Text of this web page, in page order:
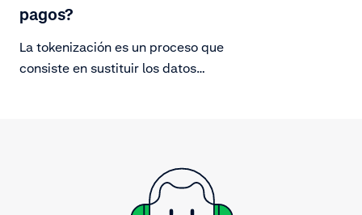
pagos?
La tokenización es un proceso que
consiste en sustituir los datos